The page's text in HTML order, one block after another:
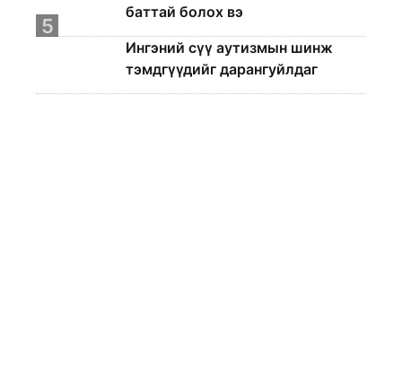
баттай болох вэ
5
Ингэний сүү аутизмын шинж
тэмдгүүдийг дарангуйлдаг